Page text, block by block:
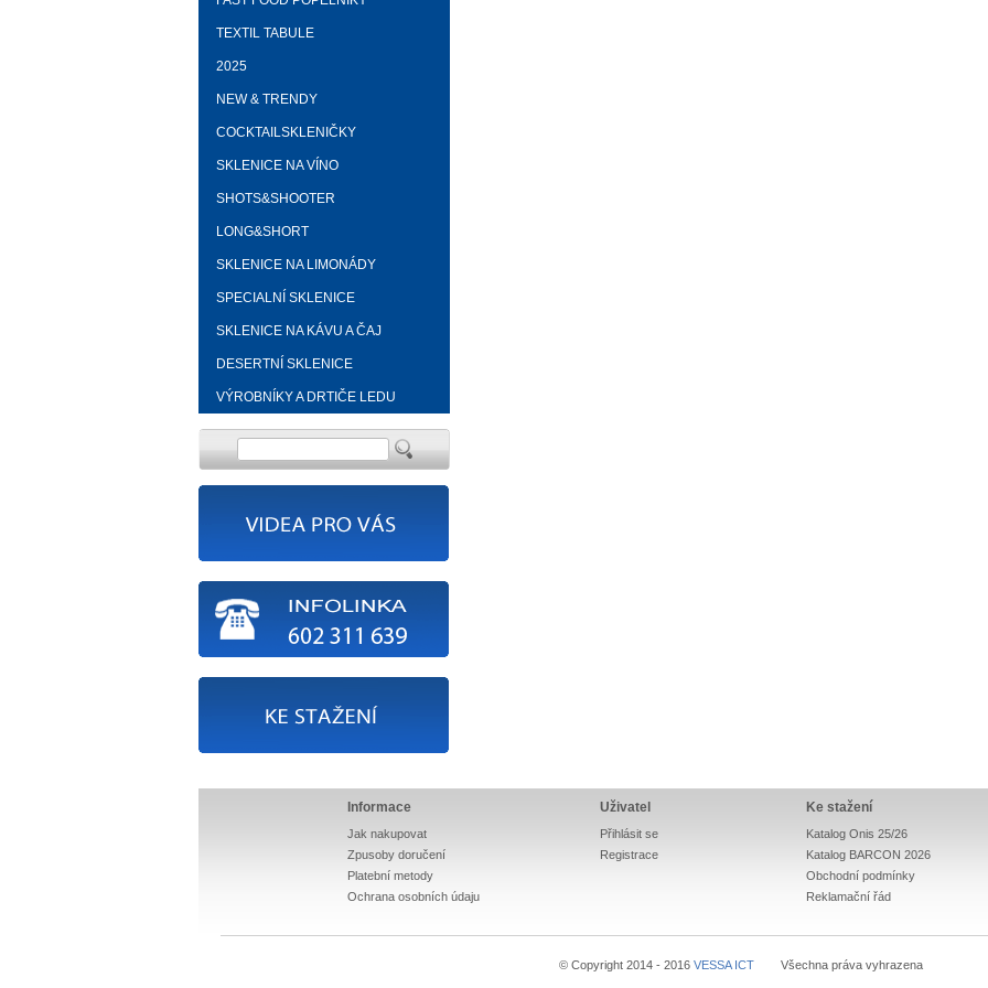
TEXTIL TABULE
2025
NEW & TRENDY
COCKTAILSKLENIČKY
SKLENICE NA VÍNO
SHOTS&SHOOTER
LONG&SHORT
SKLENICE NA LIMONÁDY
SPECIALNÍ SKLENICE
SKLENICE NA KÁVU A ČAJ
DESERTNÍ SKLENICE
VÝROBNÍKY A DRTIČE LEDU
Informace
Jak nakupovat
Zpusoby doručení
Platební metody
Ochrana osobních údaju
Uživatel
Přihlásit se
Registrace
Ke stažení
Katalog Onis 25/26
Katalog BARCON 2026
Obchodní podmínky
Reklamační řád
© Copyright 2014 - 2016 VESSA ICT Všechna práva vyhrazena